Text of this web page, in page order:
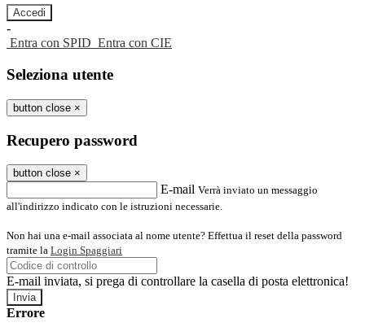
-
Entra con SPID Entra con CIE
Seleziona utente
button close ×
Recupero password
button close ×
E-mail Verrà inviato un messaggio
all'indirizzo indicato con le istruzioni necessarie.
Non hai una e-mail associata al nome utente? Effettua il reset della password
tramite la Login Spaggiari
E-mail inviata, si prega di controllare la casella di posta elettronica!
Errore